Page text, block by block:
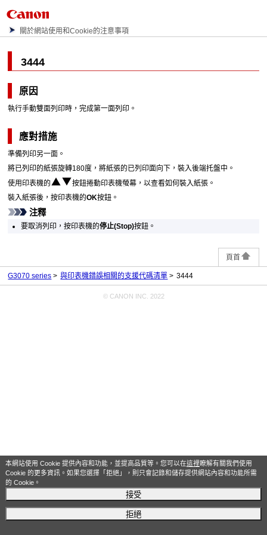
本網站使用 Cookie 提供內容和功能，並提高品質等。您可以在這裡瞭解有關我們使用
Cookie 的更多資訊。如果您選擇「拒絕」，則只會記錄和儲存提供網站內容和功能所需
的 Cookie。
接受
拒絕
關於網站使用和Cookie的注意事項
3444
原因
執行手動雙面列印時，完成第一面列印。
應對措施
準備列印另一面。
將已列印的紙張旋轉180度，將紙張的已列印面向下，裝入後端托盤中。
使用印表機的 按鈕捲動印表機螢幕，以查看如何裝入紙張。
裝入紙張後，按印表機的OK按鈕。
注釋
要取消列印，按印表機的停止(Stop)按鈕。
頁首
G3070 series 與印表機錯誤相關的支援代碼清單 3444
© CANON INC. 2022